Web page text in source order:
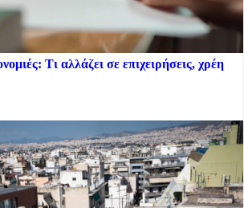
Τι αλλάζει σε επιχειρήσεις, χρέη